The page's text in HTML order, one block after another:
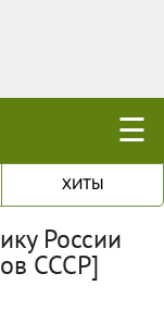
☰
ХИТЫ
России
СССР]